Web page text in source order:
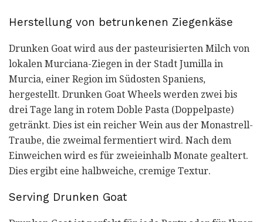
Herstellung von betrunkenen Ziegenkäse
Drunken Goat wird aus der pasteurisierten Milch von
lokalen Murciana-Ziegen in der Stadt Jumilla in
Murcia, einer Region im Südosten Spaniens,
hergestellt. Drunken Goat Wheels werden zwei bis
drei Tage lang in rotem Doble Pasta (Doppelpaste)
getränkt. Dies ist ein reicher Wein aus der Monastrell-
Traube, die zweimal fermentiert wird. Nach dem
Einweichen wird es für zweieinhalb Monate gealtert.
Dies ergibt eine halbweiche, cremige Textur.
Serving Drunken Goat